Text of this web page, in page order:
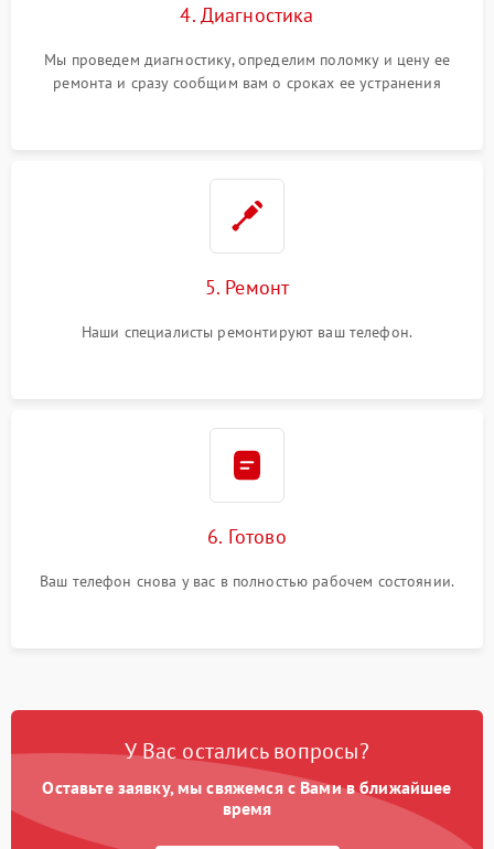
4. Диагностика
Мы проведем диагностику, определим поломку и цену ее
ремонта и сразу сообщим вам о сроках ее устранения
5. Ремонт
Наши специалисты ремонтируют ваш телефон.
6. Готово
Ваш телефон снова у вас в полностью рабочем состоянии.
У Вас остались вопросы?
Оставьте заявку, мы свяжемся с Вами в ближайшее
время